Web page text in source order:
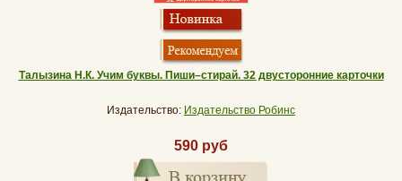
Талызина Н.К. Учим буквы. Пиши–стирай. 32 двусторонние карточки
Издательство: Издательство Робинс
590 руб